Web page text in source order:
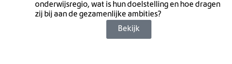
onderwijsregio, wat is hun doelstelling en hoe dragen
zij bij aan de gezamenlijke ambities?
Bekijk